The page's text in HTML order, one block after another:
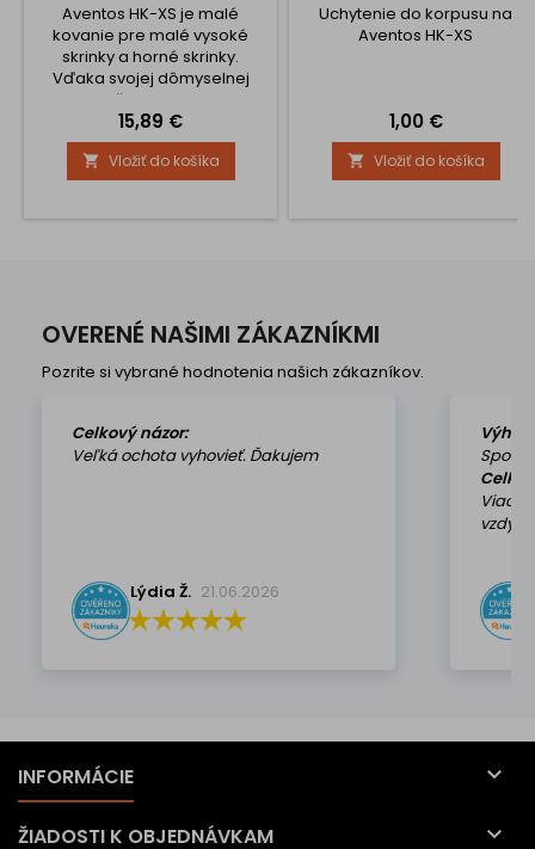
Aventos HK-XS je malé
kovanie pre malé vysoké
skrinky a horné skrinky.
Vďaka svojej dômyselnej
konštrukcii tento
mechanizmus dáva
obrovské možnosti
prevedenia malých čiel
vysokých skríň a horných
využívať na...
Cena
15,89 €
 Vložiť do košíka
Uchytenie do korpusu na
Aventos HK-XS
Cena
1,00 €
 Vložiť do košíka
OVERENÉ NAŠIMI ZÁKAZNÍKMI
Pozrite si vybrané hodnotenia našich zákazníkov.
Celkový názor:
Veľká ochota vyhovieť. Ďakujem
Lýdia Ž. 21.06.2026
vzdy k
INFORMÁCIE 
ŽIADOSTI K OBJEDNÁVKAM 